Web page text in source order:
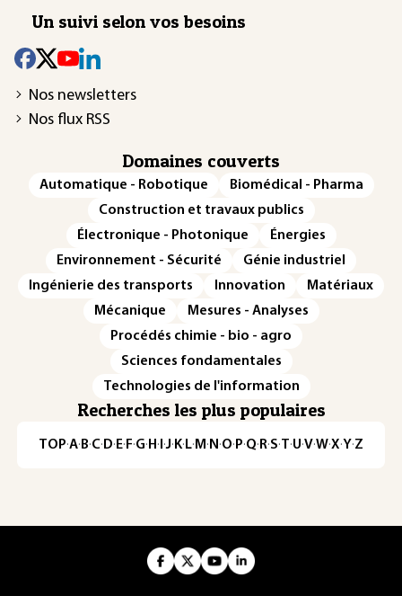
Un suivi selon vos besoins
Nos newsletters
Nos flux RSS
Domaines couverts
Automatique - Robotique
Biomédical - Pharma
Construction et travaux publics
Électronique - Photonique
Énergies
Environnement - Sécurité
Génie industriel
Ingénierie des transports
Innovation
Matériaux
Mécanique
Mesures - Analyses
Procédés chimie - bio - agro
Sciences fondamentales
Technologies de l'information
Recherches les plus populaires
TOP·A·B·C·D· E· F·G· H · ·J· K· L· M · N ·O·P·Q·R·S·T·U·V·W·X·Y·Z